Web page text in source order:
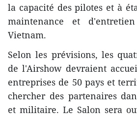
la capacité des pilotes et à
maintenance et
Vietnam.
Selon les prévisions, les
de l'Airshow devraient
entreprises de 50 pays et
chercher des partenaires
et militaire. ​Le Salon sera